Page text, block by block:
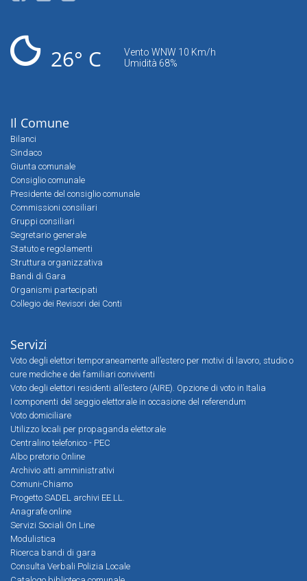
26° C
Vento WNW 10 Km/h
Umidità 68%
Il Comune
Bilanci
Sindaco
Giunta comunale
Consiglio comunale
Presidente del consiglio comunale
Commissioni consiliari
Gruppi consiliari
Segretario generale
Statuto e regolamenti
Struttura organizzativa
Bandi di Gara
Organismi partecipati
Collegio dei Revisori dei Conti
Servizi
Voto degli elettori temporaneamente all’estero per motivi di lavoro, studio o
cure mediche e dei familiari conviventi
Voto degli elettori residenti all’estero (AIRE). Opzione di voto in Italia
I componenti del seggio elettorale in occasione del referendum
Voto domiciliare
Utilizzo locali per propaganda elettorale
Centralino telefonico - PEC
Albo pretorio Online
Archivio atti amministrativi
Comuni-Chiamo
Progetto SADEL archivi EE.LL.
Anagrafe online
Servizi Sociali On Line
Modulistica
Ricerca bandi di gara
Consulta Verbali Polizia Locale